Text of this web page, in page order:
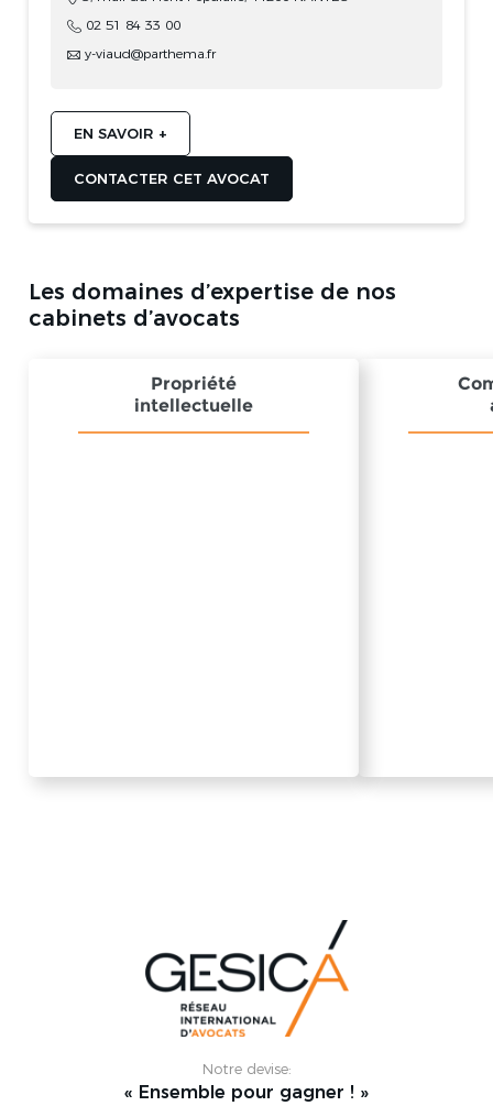
02 51 84 33 00
y-viaud@parthema.fr
EN SAVOIR +
CONTACTER CET AVOCAT
Les domaines d’expertise de nos
cabinets d’avocats
Propriété
intellectuelle
Notre devise:
« Ensemble pour gagner ! »